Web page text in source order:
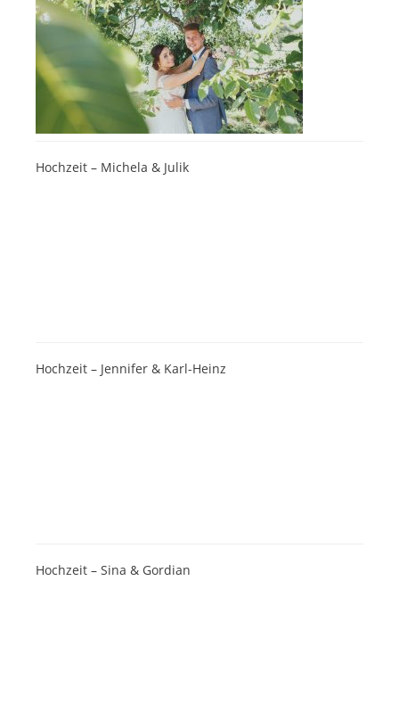
Hochzeit – Michela & Julik
Hochzeit – Jennifer & Karl-Heinz
Hochzeit – Sina & Gordian